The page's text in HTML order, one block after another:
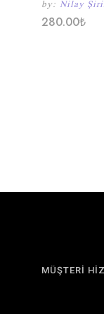
by: Nilay
280.00₺
MÜŞTERİ